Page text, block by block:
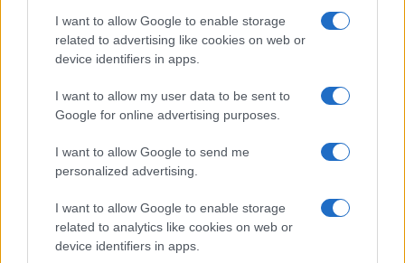
I want to allow Google to enable storage
related to advertising like cookies on web or
device identifiers in apps.
I want to allow my user data to be sent to
Google for online advertising purposes.
I want to allow Google to send me
personalized advertising.
I want to allow Google to enable storage
related to analytics like cookies on web or
device identifiers in apps.
Incidente sulla 125 a Olbia, due auto coinvolte:
Arzachena
Incidente a Baia Sardinia, scontro tra auto e
moto: un ferito